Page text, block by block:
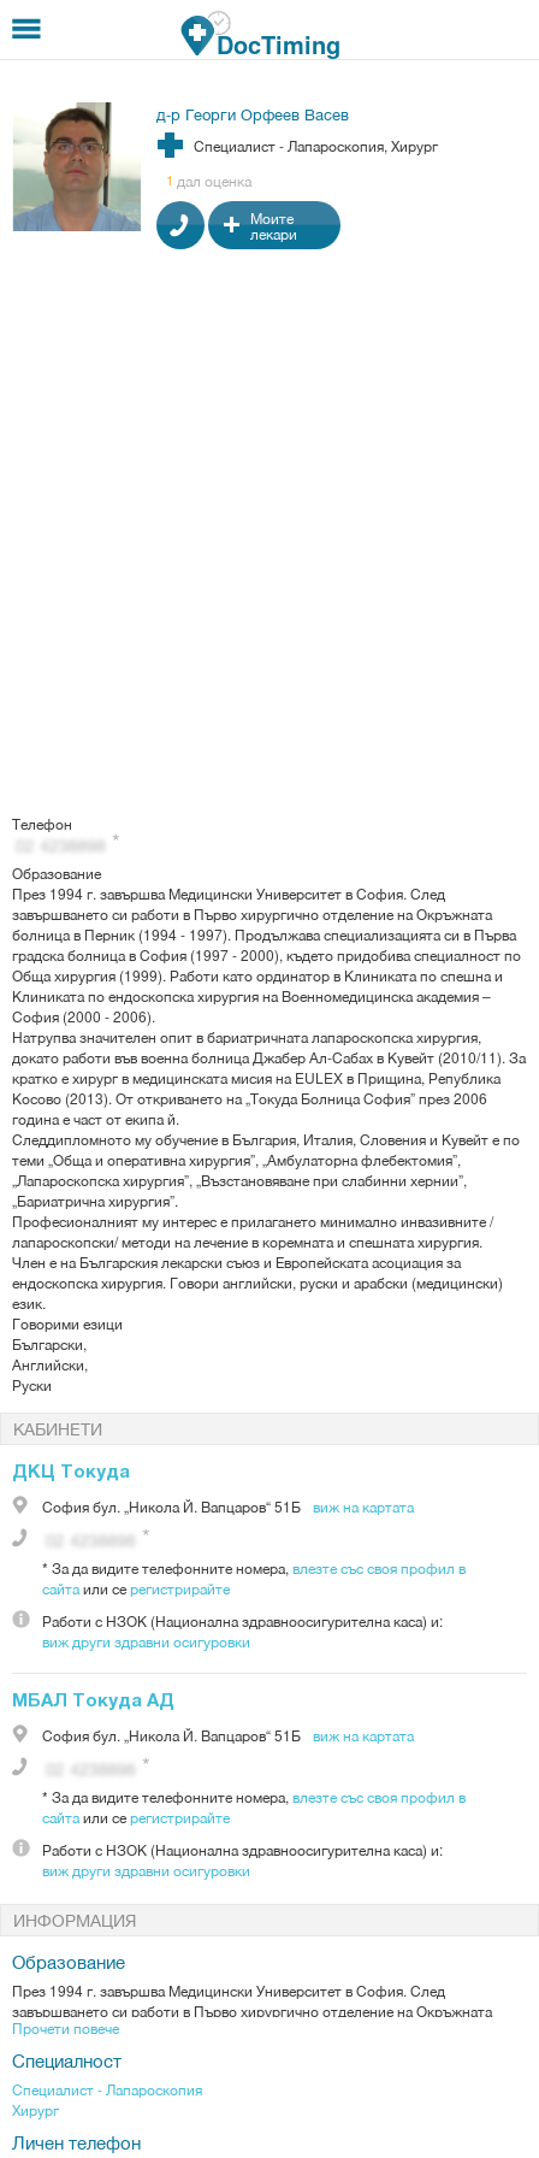
Премини към основното съдържание
DocTiming
д-р Георги Орфеев Васев
Специалист - Лапароскопия, Хирург
1 дал оценка
Моите
лекари
Телефон
Образование
През 1994 г. завършва Медицински Университет в София. След
завършването си работи в Първо хирургично отделение на Окръжната
болница в Перник (1994 - 1997). Продължава специализацията си в Първа
градска болница в София (1997 - 2000), където придобива специалност по
Обща хирургия (1999). Работи като ординатор в Клиниката по спешна и
Клиниката по ендоскопска хирургия на Военномедицинска академия –
София (2000 - 2006).
Натрупва значителен опит в бариатричната лапароскопска хирургия,
докато работи във военна болница Джабер Ал-Сабах в Кувейт (2010/11). За
кратко е хирург в медицинската мисия на EULEX в Прищина, Република
Косово (2013). От откриването на „Токуда Болница София” през 2006
година е част от екипа й.
Следдипломното му обучение в България, Италия, Словения и Кувейт е по
теми „Обща и оперативна хирургия”, „Амбулаторна флебектомия”,
„Лапароскопска хирургия”, „Възстановяване при слабинни хернии”,
„Бариатрична хирургия”.
Професионалният му интерес е прилагането минимално инвазивните /
лапароскопски/ методи на лечение в коремната и спешната хирургия.
Член е на Българския лекарски съюз и Европейската асоциация за
ендоскопска хирургия. Говори английски, руски и арабски (медицински)
език.
Говорими езици
Български,
Английски,
Руски
КАБИНЕТИ
ДКЦ Токуда
Софиябул. „Никола Й. Вапцаров“ 51Б виж на картата
* За да видите телефонните номера, влезте със своя профил в
сайтаили серегистрирайте
Работи с НЗОК (Национална здравноосигурителна каса) и:
виж други здравни осигуровки
МБАЛ Токуда АД
Софиябул. „Никола Й. Вапцаров“ 51Б виж на картата
* За да видите телефонните номера, влезте със своя профил в
сайтаили серегистрирайте
Работи с НЗОК (Национална здравноосигурителна каса) и:
виж други здравни осигуровки
ИНФОРМАЦИЯ
Образование
През 1994 г. завършва Медицински Университет в София. След
завършването си работи в Първо хирургично отделение на Окръжната
болница в Перник (1994 - 1997). Продължава специализацията си в Първа
градска болница в София (1997 - 2000), където придобива специалност по
Обща хирургия (1999). Работи като ординатор в Клиниката по спешна и
Клиниката по ендоскопска хирургия на Военномедицинска академия –
София (2000 - 2006).
Натрупва значителен опит в бариатричната лапароскопска хирургия,
Прочети повече
Специалност
Специалист - Лапароскопия
Хирург
Личен телефон